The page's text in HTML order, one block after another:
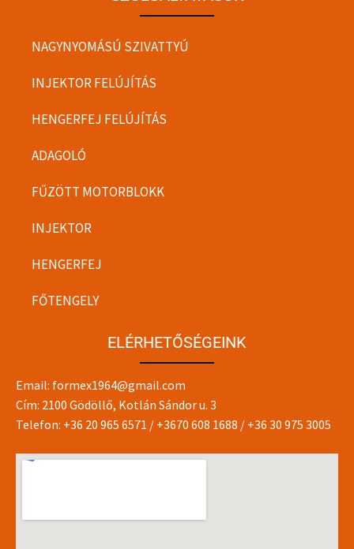
NAGYNYOMÁSÚ SZIVATTYÚ
INJEKTOR FELÚJÍTÁS
HENGERFEJ FELÚJÍTÁS
ADAGOLÓ
FŰZÖTT MOTORBLOKK
INJEKTOR
HENGERFEJ
FŐTENGELY
ELÉRHETŐSÉGEINK
Email: formex1964@gmail.com
Cím: 2100 Gödöllő, Kotlán Sándor u. 3
Telefon: +36 20 965 6571 / +3670 608 1688 / +36 30 975 3005